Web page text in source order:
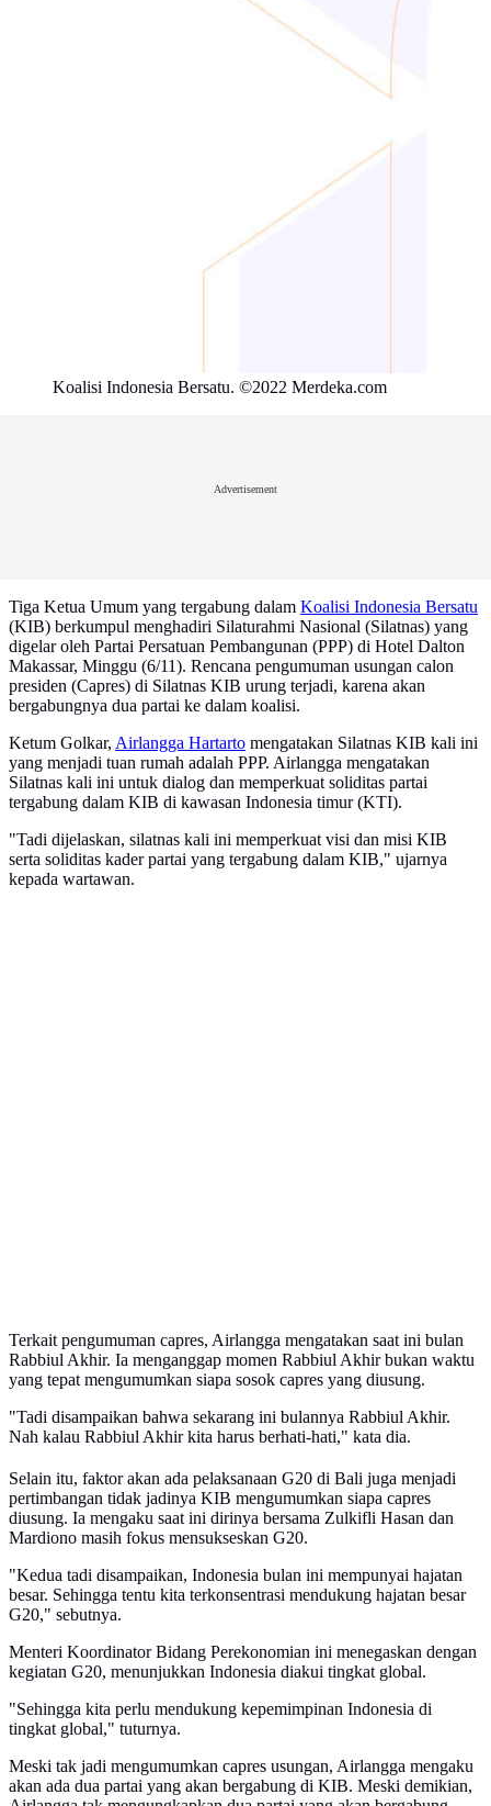
Koalisi Indonesia Bersatu. ©2022 Merdeka.com
Advertisement
Tiga Ketua Umum yang tergabung dalam Koalisi Indonesia Bersatu
(KIB) berkumpul menghadiri Silaturahmi Nasional (Silatnas) yang
digelar oleh Partai Persatuan Pembangunan (PPP) di Hotel Dalton
Makassar, Minggu (6/11). Rencana pengumuman usungan calon
presiden (Capres) di Silatnas KIB urung terjadi, karena akan
bergabungnya dua partai ke dalam koalisi.
Ketum Golkar, Airlangga Hartarto mengatakan Silatnas KIB kali ini
yang menjadi tuan rumah adalah PPP. Airlangga mengatakan
Silatnas kali ini untuk dialog dan memperkuat soliditas partai
tergabung dalam KIB di kawasan Indonesia timur (KTI).
"Tadi dijelaskan, silatnas kali ini memperkuat visi dan misi KIB
serta soliditas kader partai yang tergabung dalam KIB," ujarnya
kepada wartawan.
Terkait pengumuman capres, Airlangga mengatakan saat ini bulan
Rabbiul Akhir. Ia menganggap momen Rabbiul Akhir bukan waktu
yang tepat mengumumkan siapa sosok capres yang diusung.
"Tadi disampaikan bahwa sekarang ini bulannya Rabbiul Akhir.
Nah kalau Rabbiul Akhir kita harus berhati-hati," kata dia.
Selain itu, faktor akan ada pelaksanaan G20 di Bali juga menjadi
pertimbangan tidak jadinya KIB mengumumkan siapa capres
diusung. Ia mengaku saat ini dirinya bersama Zulkifli Hasan dan
Mardiono masih fokus mensukseskan G20.
"Kedua tadi disampaikan, Indonesia bulan ini mempunyai hajatan
besar. Sehingga tentu kita terkonsentrasi mendukung hajatan besar
G20," sebutnya.
Menteri Koordinator Bidang Perekonomian ini menegaskan dengan
kegiatan G20, menunjukkan Indonesia diakui tingkat global.
"Sehingga kita perlu mendukung kepemimpinan Indonesia di
tingkat global," tuturnya.
Meski tak jadi mengumumkan capres usungan, Airlangga mengaku
akan ada dua partai yang akan bergabung di KIB. Meski demikian,